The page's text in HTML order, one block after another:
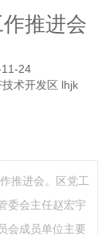
推进会
24
术开发区 lhjk
推进会。区党工
委会主任赵宏宇
会成员单位主要